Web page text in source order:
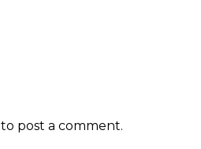
to post a comment.